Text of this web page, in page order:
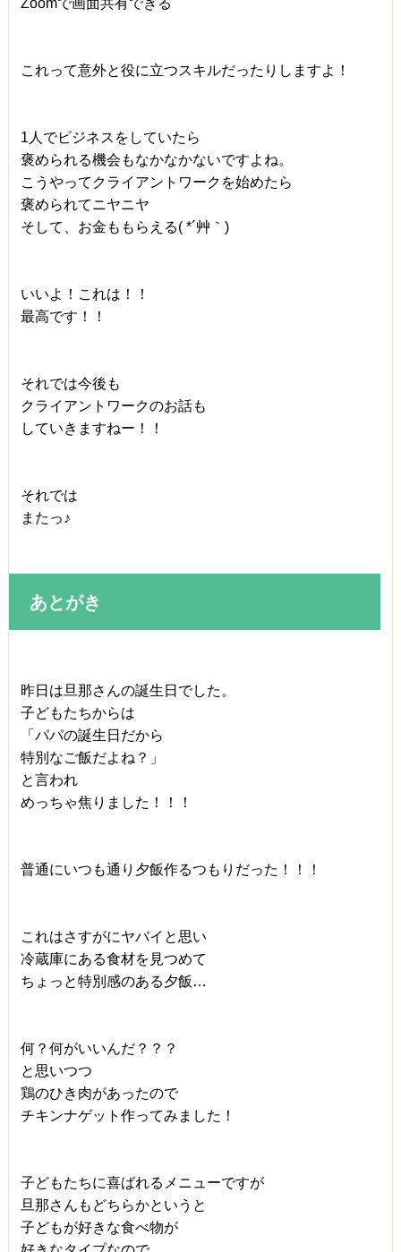
Zoomで画面共有できる
これって意外と役に立つスキルだったりしますよ！
1人でビジネスをしていたら
褒められる機会もなかなかないですよね。
こうやってクライアントワークを始めたら
褒められてニヤニヤ
そして、お金ももらえる( *´艸｀)
いいよ！これは！！
最高です！！
それでは今後も
クライアントワークのお話も
していきますねー！！
それでは
またっ♪
あとがき
昨日は旦那さんの誕生日でした。
子どもたちからは
「パパの誕生日だから
特別なご飯だよね？」
と言われ
めっちゃ焦りました！！！
普通にいつも通り夕飯作るつもりだった！！！
これはさすがにヤバイと思い
冷蔵庫にある食材を見つめて
ちょっと特別感のある夕飯…
何？何がいいんだ？？？
と思いつつ
鶏のひき肉があったので
チキンナゲット作ってみました！
子どもたちに喜ばれるメニューですが
旦那さんもどちらかというと
子どもが好きな食べ物が